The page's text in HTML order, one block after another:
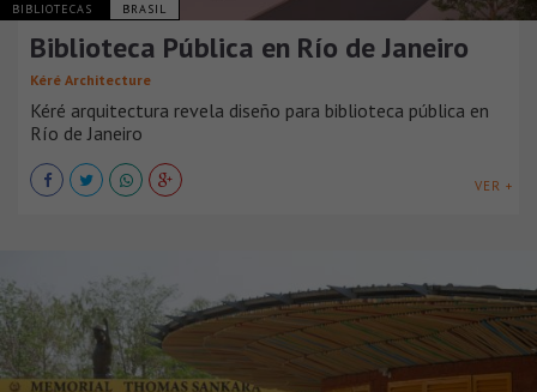
BIBLIOTECAS BRASIL
Biblioteca Pública en Río de Janeiro
Kéré Architecture
Kéré arquitectura revela diseño para biblioteca pública en
Río de Janeiro
VER +